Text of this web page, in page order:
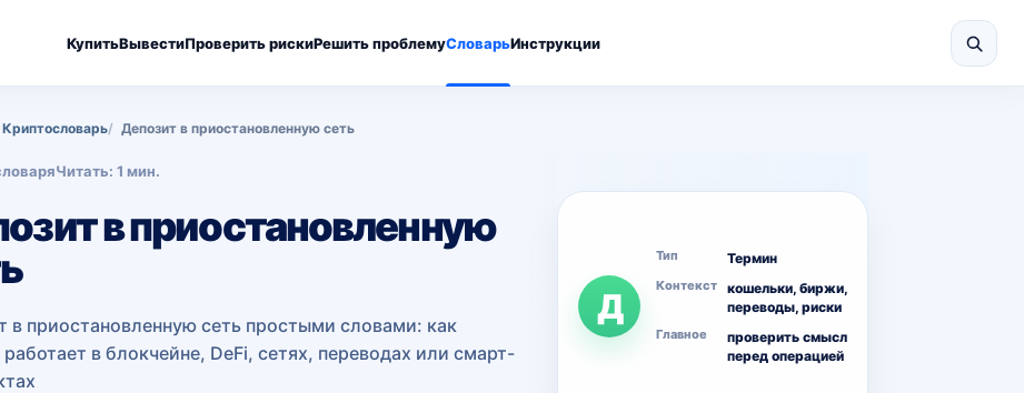
КупитьВывестиПроверить рискиРешить проблемуСловарьИнструкции
Криптословарь Депозит в приостановленную сеть
Читать: 1 мин.
в приостановленную
в приостановленную сеть простыми словами: как
в блокчейне, DeFi, сетях, переводах или смарт-
Д
Тип Термин
Контекст
кошельки, биржи,
переводы, риски
Главное
проверить смысл
перед операцией